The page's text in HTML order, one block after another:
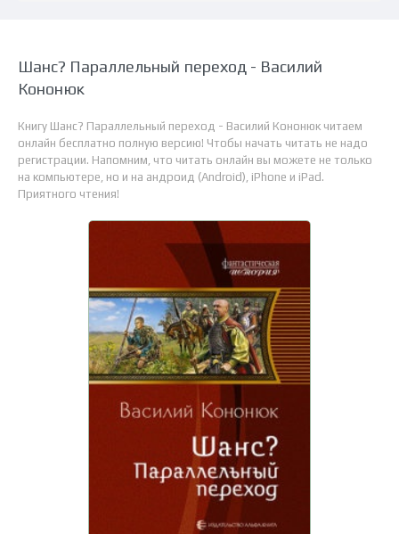
Шанс? Параллельный переход - Василий
Кононюк
Книгу Шанс? Параллельный переход - Василий Кононюк читаем
онлайн бесплатно полную версию! Чтобы начать читать не надо
регистрации. Напомним, что читать онлайн вы можете не только
на компьютере, но и на андроид (Android), iPhone и iPad.
Приятного чтения!